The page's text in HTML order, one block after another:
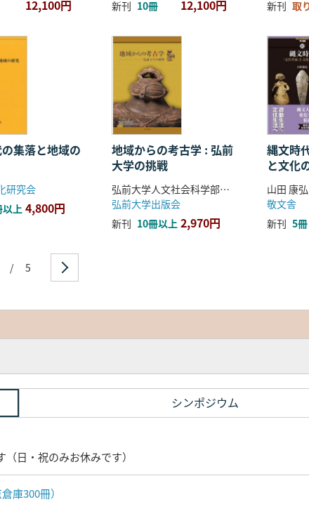
12,100円
新刊 10冊 12,100円
新刊 取
集落と地域の
研究会
以上 4,800円
地域からの考古学 : 弘前
大学の挑戦
弘前大学人文社会科学部北日本考古学研究センター 編
弘前大学出版会
新刊 10冊以上 2,970円
縄文時
と文化
山田 康
敬文舎
新刊 5冊
/ 5
シンポジウム
日・祝のみお休みです）
庫300冊）